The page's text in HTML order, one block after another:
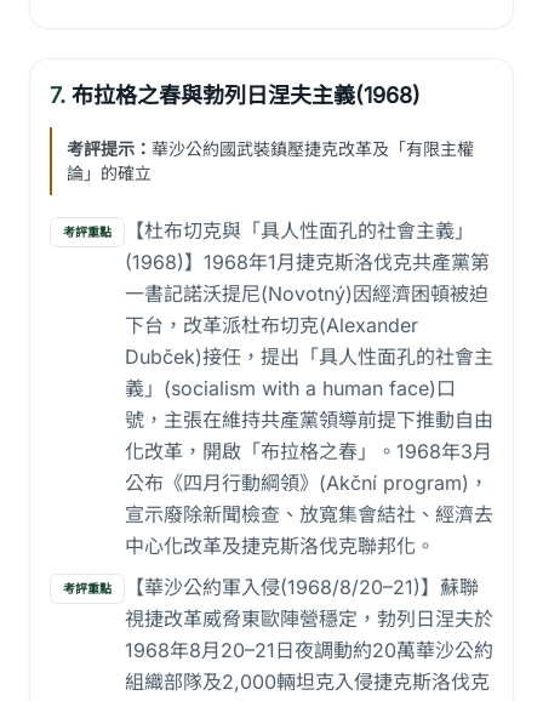
7. 布拉格之春與勃列日涅夫主義(1968)
考評提示： 華沙公約國武裝鎮壓捷克改革及「有限主權
論」的確立
考評重點
【杜布切克與「具人性面孔的社會主義」
(1968)】1968年1月捷克斯洛伐克共產黨第
一書記諾沃提尼(Novotný)因經濟困頓被迫
下台，改革派杜布切克(Alexander
Dubček)接任，提出「具人性面孔的社會主
義」(socialism with a human face)口
號，主張在維持共產黨領導前提下推動自由
化改革，開啟「布拉格之春」。1968年3月
公布《四月行動綱領》(Akční program)，
宣示廢除新聞檢查、放寬集會結社、經濟去
中心化改革及捷克斯洛伐克聯邦化。
考評重點
【華沙公約軍入侵(1968/8/20–21)】蘇聯
視捷改革威脅東歐陣營穩定，勃列日涅夫於
1968年8月20–21日夜調動約20萬華沙公約
組織部隊及2,000輛坦克入侵捷克斯洛伐克